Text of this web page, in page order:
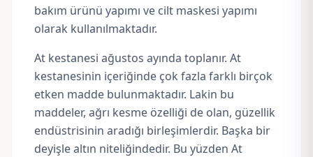
bakım ürünü yapımı ve cilt maskesi yapımı
olarak kullanılmaktadır.
At kestanesi ağustos ayında toplanır. At
kestanesinin içeriğinde çok fazla farklı birçok
etken madde bulunmaktadır. Lakin bu
maddeler, ağrı kesme özelliği de olan, güzellik
endüstrisinin aradığı birleşimlerdir. Başka bir
deyişle altın niteliğindedir. Bu yüzden At